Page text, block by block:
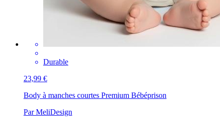
Durable
23,99 €
Body à manches courtes Premium Bébéprison
Par MeliDesign